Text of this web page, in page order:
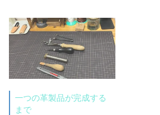
一つの革製品が完成する
まで